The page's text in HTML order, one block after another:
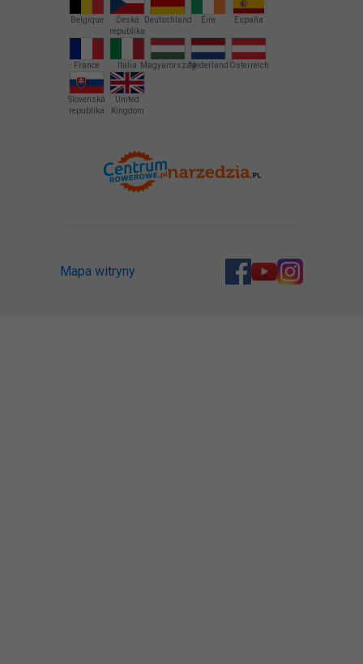
Belgique
Česká
republika
Deutschland Éire España
France Italia MagyarországNederland Österreich
Slovenská
republika
United
Kingdom
Mapa witryny